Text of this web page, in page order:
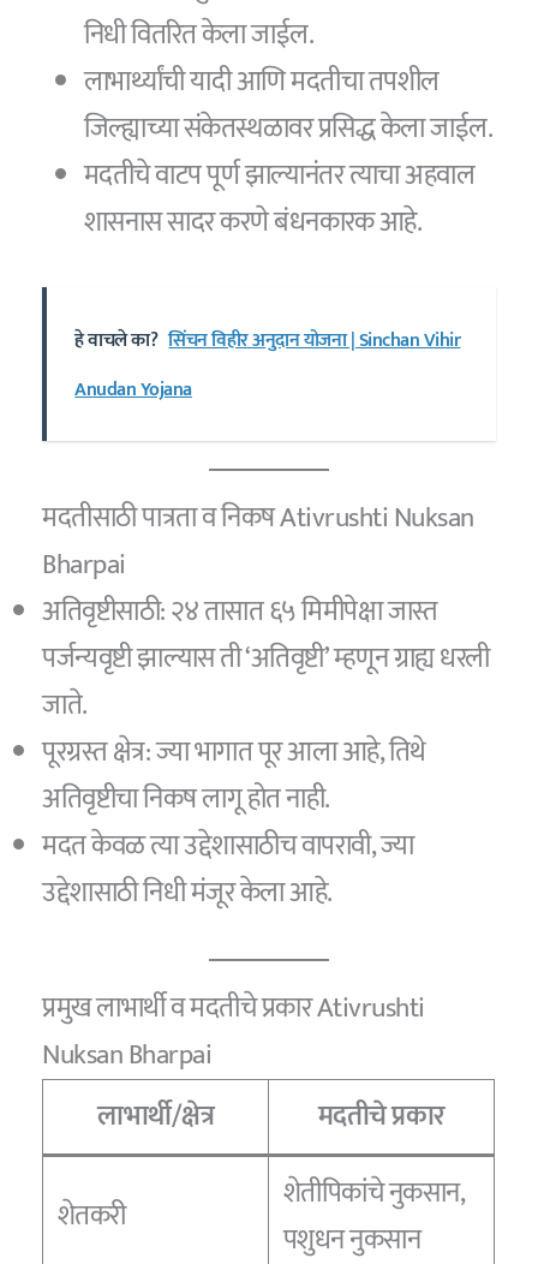
निधी वितरित केला जाईल.
लाभार्थ्यांची यादी आणि मदतीचा तपशील
जिल्ह्याच्या संकेतस्थळावर प्रसिद्ध केला जाईल.
मदतीचे वाटप पूर्ण झाल्यानंतर त्याचा अहवाल
शासनास सादर करणे बंधनकारक आहे.
हे वाचले का? सिंचन विहीर अनुदान योजना | Sinchan Vihir
Anudan Yojana
मदतीसाठी पात्रता व निकष Ativrushti Nuksan
Bharpai
अतिवृष्टीसाठी: २४ तासात ६५ मिमीपेक्षा जास्त
पर्जन्यवृष्टी झाल्यास ती ‘अतिवृष्टी’ म्हणून ग्राह्य धरली
जाते.
पूरग्रस्त क्षेत्र: ज्या भागात पूर आला आहे, तिथे
अतिवृष्टीचा निकष लागू होत नाही.
मदत केवळ त्या उद्देशासाठीच वापरावी, ज्या
उद्देशासाठी निधी मंजूर केला आहे.
प्रमुख लाभार्थी व मदतीचे प्रकार Ativrushti
Nuksan Bharpai
लाभार्थी/क्षेत्र
मदतीचे प्रकार
शेतकरी
शेतीपिकांचे नुकसान,
पशुधन नुकसान